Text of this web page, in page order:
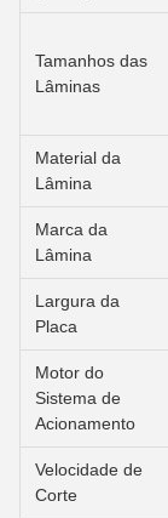
Tamanhos das
Lâminas
Material da
Lâmina
Marca da
Lâmina
Largura da
Placa
Motor do
Sistema de
Acionamento
Velocidade de
Corte